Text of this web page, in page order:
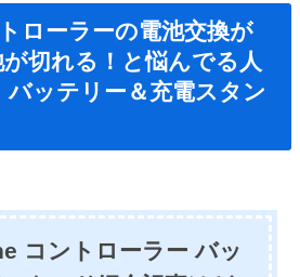
ローラーの電池交換が
切れる！と悩んでる人
バッテリー＆充電スタン
コントローラー バッ